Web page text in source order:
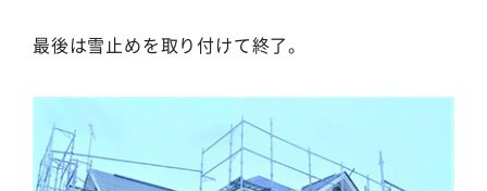
最後は雪止めを取り付けて終了。